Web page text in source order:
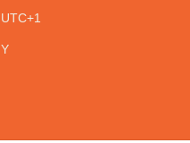
UTC+1
Y